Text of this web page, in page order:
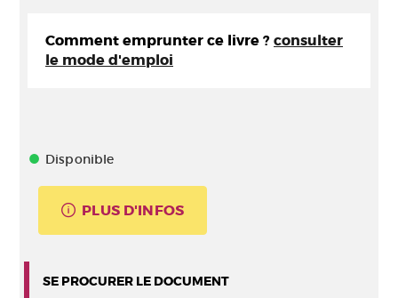
Comment emprunter ce livre ? consulter
le mode d'emploi
Disponible
PLUS D'INFOS
SE PROCURER LE DOCUMENT